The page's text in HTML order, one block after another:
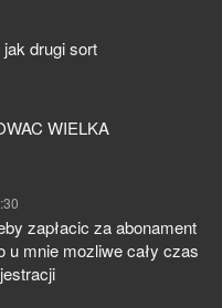
drugi sort
WIELKA
zapłacic za abonament
u mnie mozliwe cały czas